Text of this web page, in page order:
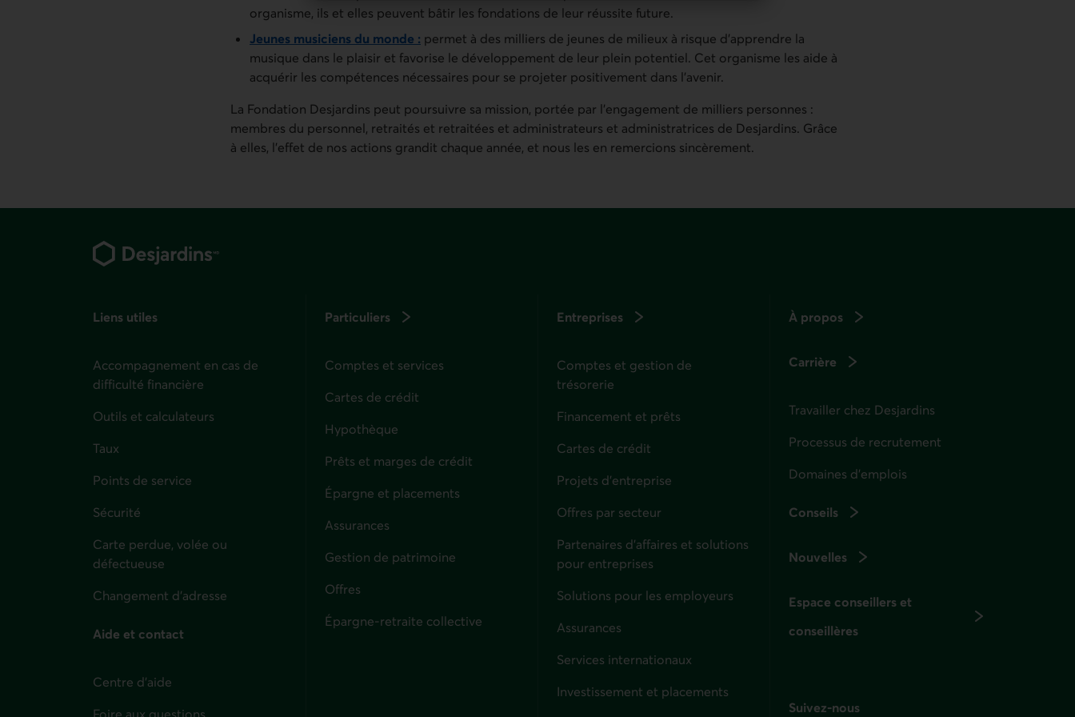
organisme, ils et elles peuvent bâtir les fondations de leur réussite future.
Jeunes musiciens du monde : permet à des milliers de jeunes de milieux à risque d’apprendre la
musique dans le plaisir et favorise le développement de leur plein potentiel. Cet organisme les aide à
acquérir les compétences nécessaires pour se projeter positivement dans l’avenir.
La Fondation Desjardins peut poursuivre sa mission, portée par l’engagement de milliers personnes :
membres du personnel, retraités et retraitées et administrateurs et administratrices de Desjardins. Grâce
à elles, l’effet de nos actions grandit chaque année, et nous les en remercions sincèrement.
Liens utiles
Accompagnement en cas de
difficulté financière
Outils et calculateurs
Taux
Points de service
Sécurité
Carte perdue, volée ou
défectueuse
Changement d'adresse
Aide et contact
Centre d'aide
Foire aux questions
Particuliers
Comptes et services
Cartes de crédit
Hypothèque
Prêts et marges de crédit
Épargne et placements
Assurances
Gestion de patrimoine
Offres
Épargne-retraite collective
Entreprises
Comptes et gestion de
trésorerie
Financement et prêts
Cartes de crédit
Projets d'entreprise
Offres par secteur
Partenaires d’affaires et solutions
pour entreprises
Solutions pour les employeurs
Assurances
Services internationaux
Investissement et placements
À propos
Carrière
Travailler chez Desjardins
Processus de recrutement
Domaines d’emplois
Conseils
Nouvelles
Espace conseillers et
conseillères
Suivez-nous